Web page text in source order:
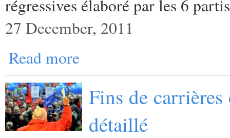
régressives élaboré par les 6
27 December, 2011
Read more
Fins de
détaillé